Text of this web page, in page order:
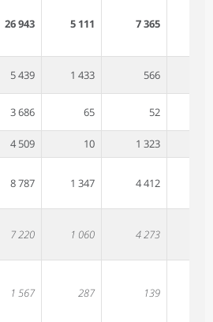
26 943 5 111 7 365
5 439 1 433 566
3 686 65 52
4 509 10 1 323
8 787 1 347 4 412
7 220 1 060 4 273
1 567 287 139